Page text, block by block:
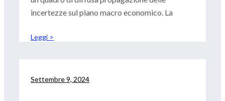
incertezze sul piano macro economico. La
Leggi >
Settembre 9, 2024